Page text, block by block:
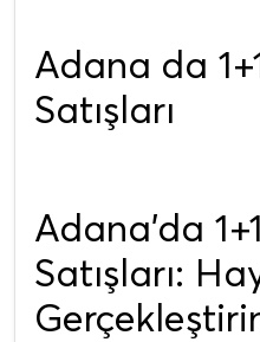
Adana da
Satışları
Adana'da
Satışları: